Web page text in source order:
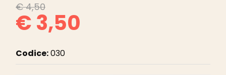
€ 4,50
€ 3,50
Codice:030